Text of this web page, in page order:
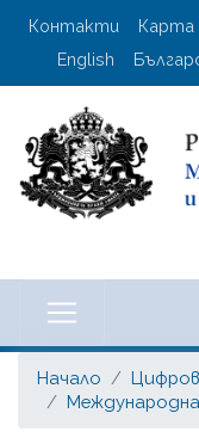
User
Контакти Карта
English
Начало